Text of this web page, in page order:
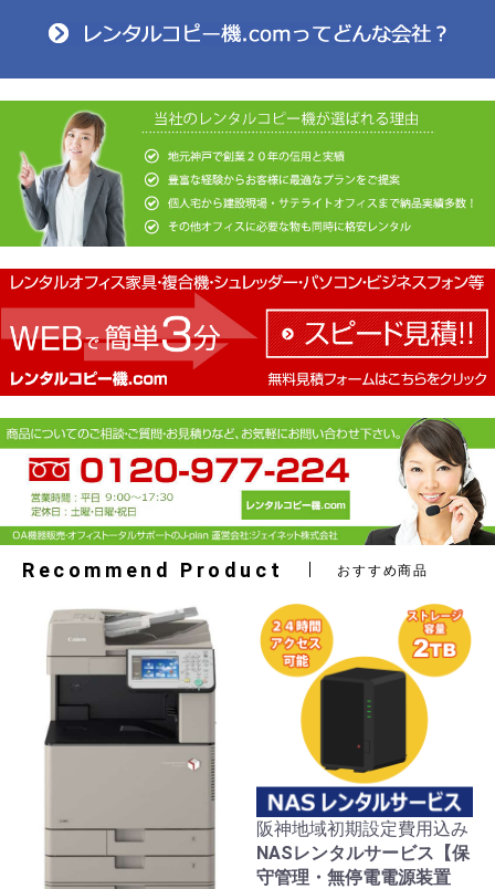
Recommend Product おすすめ商品
阪神地域初期設定費用込み
NASレンタルサービス【保
守管理・無停電電源装置